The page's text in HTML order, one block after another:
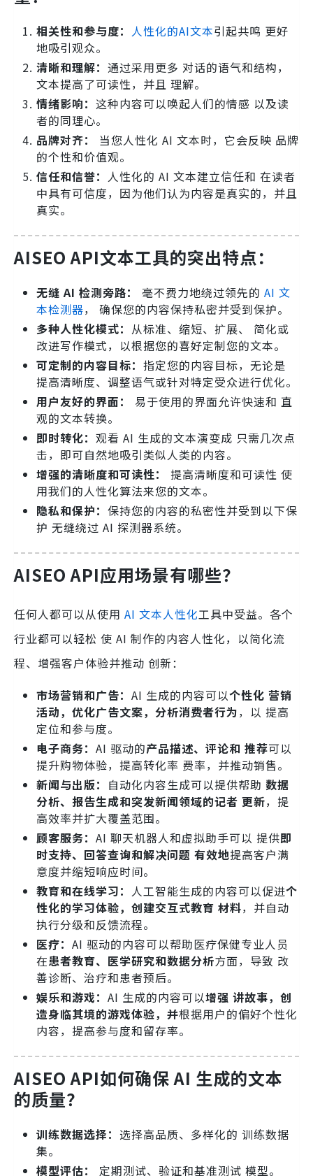
相关性和参与度： 人性化的AI文本引起共鸣 更好
地吸引观众。
清晰和理解： 通过采用更多 对话的语气和结构，
文本提高了可读性，并且 理解。
情绪影响： 这种内容可以唤起人们的情感 以及读
者的同理心。
品牌对齐：
当您人性化 AI 文本时，它会反映 品牌
的个性和价值观。
信任和信誉： 人性化的 AI 文本建立信任和 在读者
中具有可信度，因为他们认为内容是真实的，并且
真实。
AISEO API文本工具的突出特点：
无缝 AI 检测旁路： 毫不费力地绕过领先的 AI 文
本检测器， 确保您的内容保持私密并受到保护。
多种人性化模式： 从标准、缩短、扩展、 简化或
改进写作模式，以根据您的喜好定制您的文本。
可定制的内容目标： 指定您的内容目标，无论是
提高清晰度、调整语气或针对特定受众进行优化。
用户友好的界面： 易于使用的界面允许快速和 直
观的文本转换。
即时转化： 观看 AI 生成的文本演变成 只需几次点
击，即可自然地吸引类似人类的内容。
增强的清晰度和可读性： 提高清晰度和可读性 使
用我们的人性化算法来您的文本。
隐私和保护： 保持您的内容的私密性并受到以下保
护 无缝绕过 AI 探测器系统。
AISEO API应用场景有哪些？
任何人都可以从使用 AI 文本人性化工具中受益。各个
行业都可以轻松 使 AI 制作的内容人性化，以简化流
程、增强客户体验并推动 创新：
市场营销和广告： AI 生成的内容可以个性化 营销
活动，优化广告文案，分析消费者行为，以 提高
定位和参与度。
电子商务： AI 驱动的产品描述、评论和 推荐可以
提升购物体验，提高转化率 费率，并推动销售。
新闻与出版： 自动化内容生成可以提供帮助 数据
分析、报告生成和突发新闻领域的记者 更新，提
高效率并扩大覆盖范围。
顾客服务： AI 聊天机器人和虚拟助手可以 提供即
时支持、回答查询和解决问题 有效地提高客户满
意度并缩短响应时间。
教育和在线学习： 人工智能生成的内容可以促进个
性化的学习体验，创建交互式教育 材料，并自动
执行分级和反馈流程。
医疗： AI 驱动的内容可以帮助医疗保健专业人员
在患者教育、医学研究和数据分析方面，导致 改
善诊断、治疗和患者预后。
娱乐和游戏： AI 生成的内容可以增强 讲故事，创
造身临其境的游戏体验，并根据用户的偏好个性化
内容，提高参与度和留存率。
AISEO API如何确保 AI 生成的文本
的质量？
训练数据选择： 选择高品质、多样化的 训练数据
集。
模型评估：
定期测试、验证和基准测试 模型。